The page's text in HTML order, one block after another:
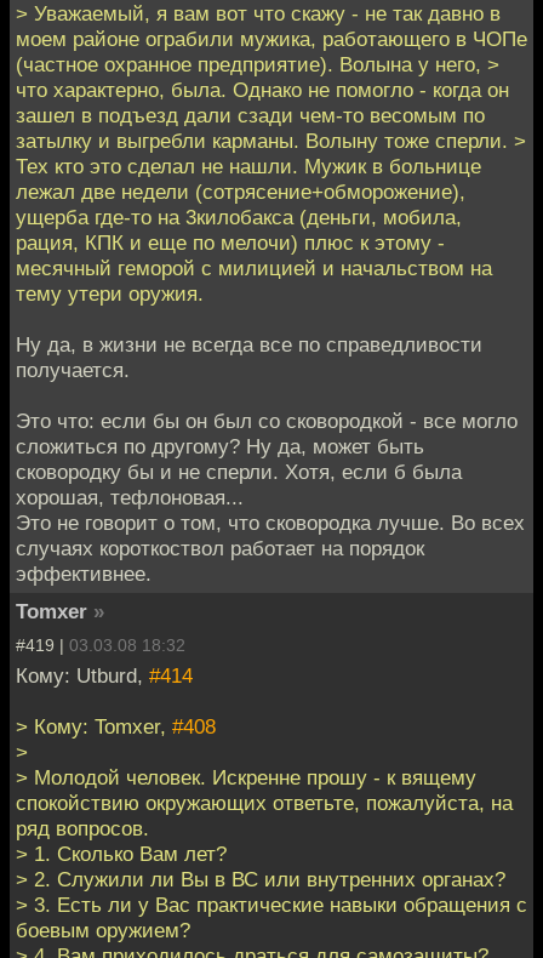
> Уважаемый, я вам вот что скажу - не так давно в
моем районе ограбили мужика, работающего в ЧОПе
(частное охранное предприятие). Волына у него, >
что характерно, была. Однако не помогло - когда он
зашел в подъезд дали сзади чем-то весомым по
затылку и выгребли карманы. Волыну тоже сперли. >
Тех кто это сделал не нашли. Мужик в больнице
лежал две недели (сотрясение+обморожение),
ущерба где-то на 3килобакса (деньги, мобила,
рация, КПК и еще по мелочи) плюс к этому -
месячный геморой с милицией и начальством на
тему утери оружия.
Ну да, в жизни не всегда все по справедливости
получается.
Это что: если бы он был со сковородкой - все могло
сложиться по другому? Ну да, может быть
сковородку бы и не сперли. Хотя, если б была
хорошая, тефлоновая...
Это не говорит о том, что сковородка лучше. Во всех
случаях короткоствол работает на порядок
эффективнее.
Tomxer »
#419 | 03.03.08 18:32
Кому: Utburd, #414
> Кому: Tomxer, #408
>
> Молодой человек. Искренне прошу - к вящему
спокойствию окружающих ответьте, пожалуйста, на
ряд вопросов.
> 1. Сколько Вам лет?
> 2. Служили ли Вы в ВС или внутренних органах?
> 3. Есть ли у Вас практические навыки обращения с
боевым оружием?